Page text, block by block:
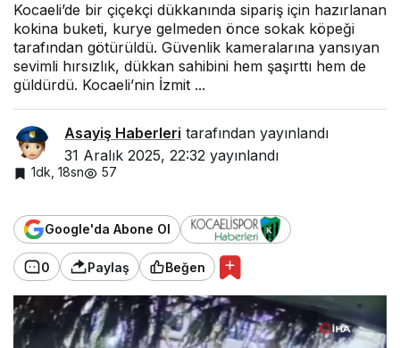
Kocaeli’de bir çiçekçi dükkanında sipariş için hazırlanan
kokina buketi, kurye gelmeden önce sokak köpeği
tarafından götürüldü. Güvenlik kameralarına yansıyan
sevimli hırsızlık, dükkan sahibini hem şaşırttı hem de
güldürdü. Kocaeli’nin İzmit ...
Asayiş Haberleri tarafından yayınlandı
31 Aralık 2025, 22:32 yayınlandı
1dk, 18sn 57
Google'da Abone Ol
0 Paylaş Beğen